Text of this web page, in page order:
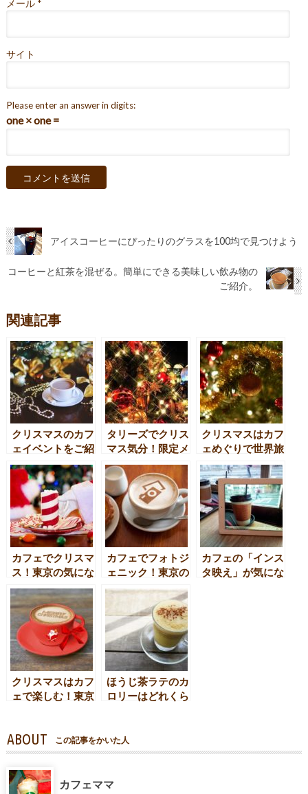
メール *
サイト
Please enter an answer in digits:
one × one =
アイスコーヒーにぴったりのグラスを100均で見つけよう
コーヒーと紅茶を混ぜる。簡単にできる美味しい飲み物の
ご紹介。
関連記事
クリスマスのカフ
ェイベントをご紹
介！期間限定カフ
ェやクリスマス商
品を要チェック！
タリーズでクリス
マス気分！限定メ
ニューに注目！
クリスマスはカフ
ェめぐりで世界旅
行気分を味わお
う！世界各国のク
リスマススイーツ
を食べ比べ！
カフェでクリスマ
ス！東京の気にな
る“あの”カフェの
イベントは？
【2017】
カフェでフォトジ
ェニック！東京の
イケてるカフェ
カフェの「インス
タ映え」が気にな
クリスマスはカフ
ェで楽しむ！東京
ほうじ茶ラテのカ
ロリーはどれくら
ABOUT この記事をかいた人
カフェママ